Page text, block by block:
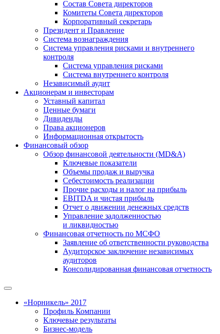
Состав Совета директоров
Комитеты Совета директоров
Корпоративный секретарь
Президент и Правление
Система вознаграждения
Система управления рисками и внутреннего
контроля
Система управления рисками
Система внутреннего контроля
Независимый аудит
Акционерам и инвесторам
Уставный капитал
Ценные бумаги
Дивиденды
Права акционеров
Информационная открытость
Финансовый обзор
Обзор финансовой деятельности (MD&A)
Ключевые показатели
Объемы продаж и выручка
Себестоимость реализации
Прочие расходы и налог на прибыль
EBITDA и чистая прибыль
Отчет о движении денежных средств
Управление задолженностью
и ликвидностью
Финансовая отчетность по МСФО
Заявление об ответственности руководства
Аудиторское заключение независимых
аудиторов
Консолидированная финансовая отчетность
«Норникель» 2017
Профиль Компании
Ключевые результаты
Бизнес-модель